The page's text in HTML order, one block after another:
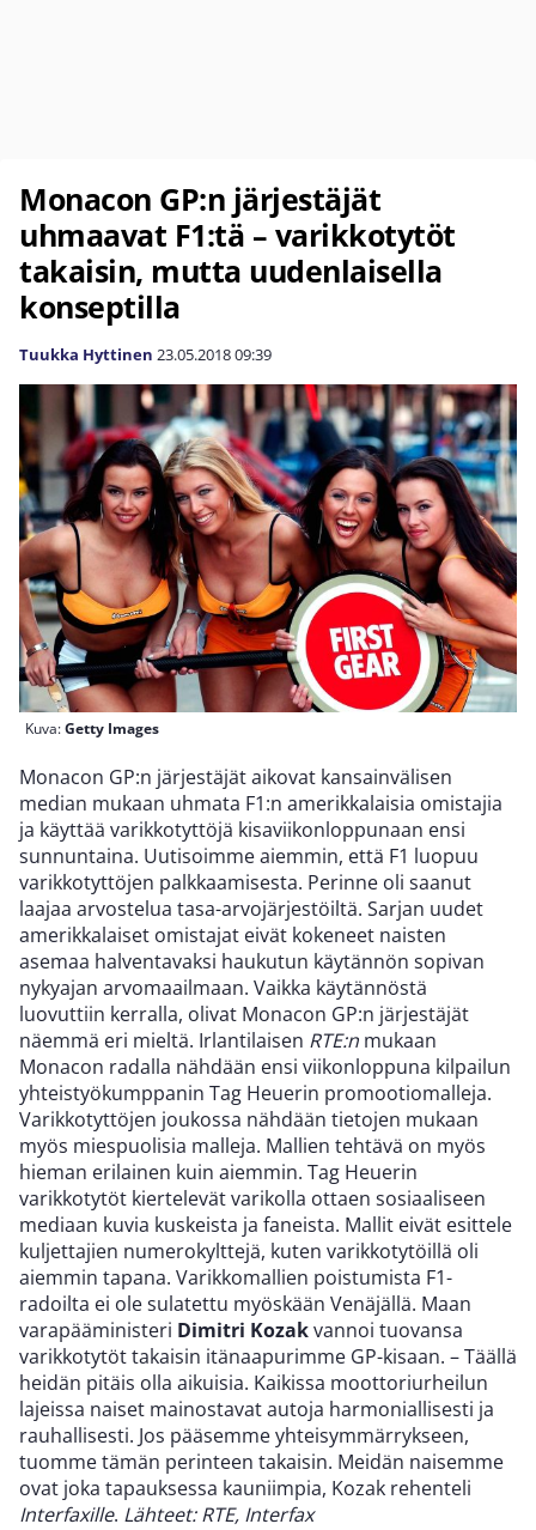
Monacon GP:n järjestäjät
uhmaavat F1:tä – varikkotytöt
takaisin, mutta uudenlaisella
konseptilla
Tuukka Hyttinen 23.05.201809:39
Kuva:Getty Images
Monacon GP:n järjestäjät aikovat kansainvälisen
median mukaan uhmata F1:n amerikkalaisia omistajia
ja käyttää varikkotyttöjä kisaviikonloppunaan ensi
sunnuntaina. Uutisoimme aiemmin, että F1 luopuu
varikkotyttöjen palkkaamisesta. Perinne oli saanut
laajaa arvostelua tasa-arvojärjestöiltä. Sarjan uudet
amerikkalaiset omistajat eivät kokeneet naisten
asemaa halventavaksi haukutun käytännön sopivan
nykyajan arvomaailmaan. Vaikka käytännöstä
luovuttiin kerralla, olivat Monacon GP:n järjestäjät
näemmä eri mieltä. Irlantilaisen RTE:n mukaan
Monacon radalla nähdään ensi viikonloppuna kilpailun
yhteistyökumppanin Tag Heuerin promootiomalleja.
Varikkotyttöjen joukossa nähdään tietojen mukaan
myös miespuolisia malleja. Mallien tehtävä on myös
hieman erilainen kuin aiemmin. Tag Heuerin
varikkotytöt kiertelevät varikolla ottaen sosiaaliseen
mediaan kuvia kuskeista ja faneista. Mallit eivät esittele
kuljettajien numerokylttejä, kuten varikkotytöillä oli
aiemmin tapana. Varikkomallien poistumista F1-
radoilta ei ole sulatettu myöskään Venäjällä. Maan
varapääministeri Dimitri Kozakvannoi tuovansa
varikkotytöt takaisin itänaapurimme GP-kisaan. – Täällä
heidän pitäis olla aikuisia. Kaikissa moottoriurheilun
lajeissa naiset mainostavat autoja harmoniallisesti ja
rauhallisesti. Jos pääsemme yhteisymmärrykseen,
tuomme tämän perinteen takaisin. Meidän naisemme
ovat joka tapauksessa kauniimpia, Kozak rehenteli
Interfaxille. Lähteet: RTE, Interfax